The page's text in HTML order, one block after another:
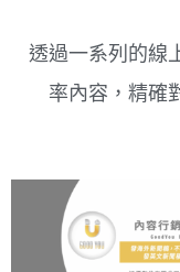
透過一系列的線
率內容，精確